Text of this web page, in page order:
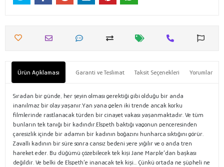
Ürün Açıklaması Garanti ve Teslimat Taksit Seçenekleri Yorumlar
Sıradan bir günde, her şeyin olması gerektiği gibi olduğu bir anda
inanılmaz bir olay yaşanır.Yan yana gelen iki trende ancak korku
filmlerinde rastlanacak türden bir cinayet vakası yaşanmaktadır. Ve tüm
bunların tek tanığı bir kadındır.Elspeth baktığı vagonun penceresinden
çaresizlik içinde bir adamın bir kadının boğazını hunharca sıktığını görür.
Zavallı kadının bir süre sonra cansız bedeni yere yığılır ve o anda tren
hareket eder. Bu düğümü çözebilecek tek kişi Jane Marple’dan başkası
değildir. Ve belki de Elspeth’e inanacak tek kişi... Çünkü ortada ne şüpheli ne